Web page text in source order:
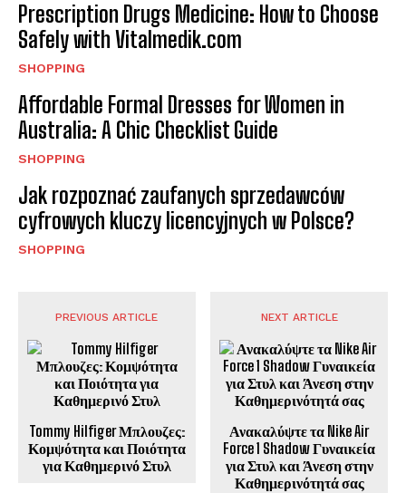
Prescription Drugs Medicine: How to Choose
Safely with Vitalmedik.com
SHOPPING
Affordable Formal Dresses for Women in
Australia: A Chic Checklist Guide
SHOPPING
Jak rozpoznać zaufanych sprzedawców
cyfrowych kluczy licencyjnych w Polsce?
SHOPPING
PREVIOUS ARTICLE
Tommy Hilfiger Μπλουζες:
Κομψότητα και Ποιότητα
για Καθημερινό Στυλ
NEXT ARTICLE
Ανακαλύψτε τα Nike Air
Force 1 Shadow Γυναικεία
για Στυλ και Άνεση στην
Καθημερινότητά σας